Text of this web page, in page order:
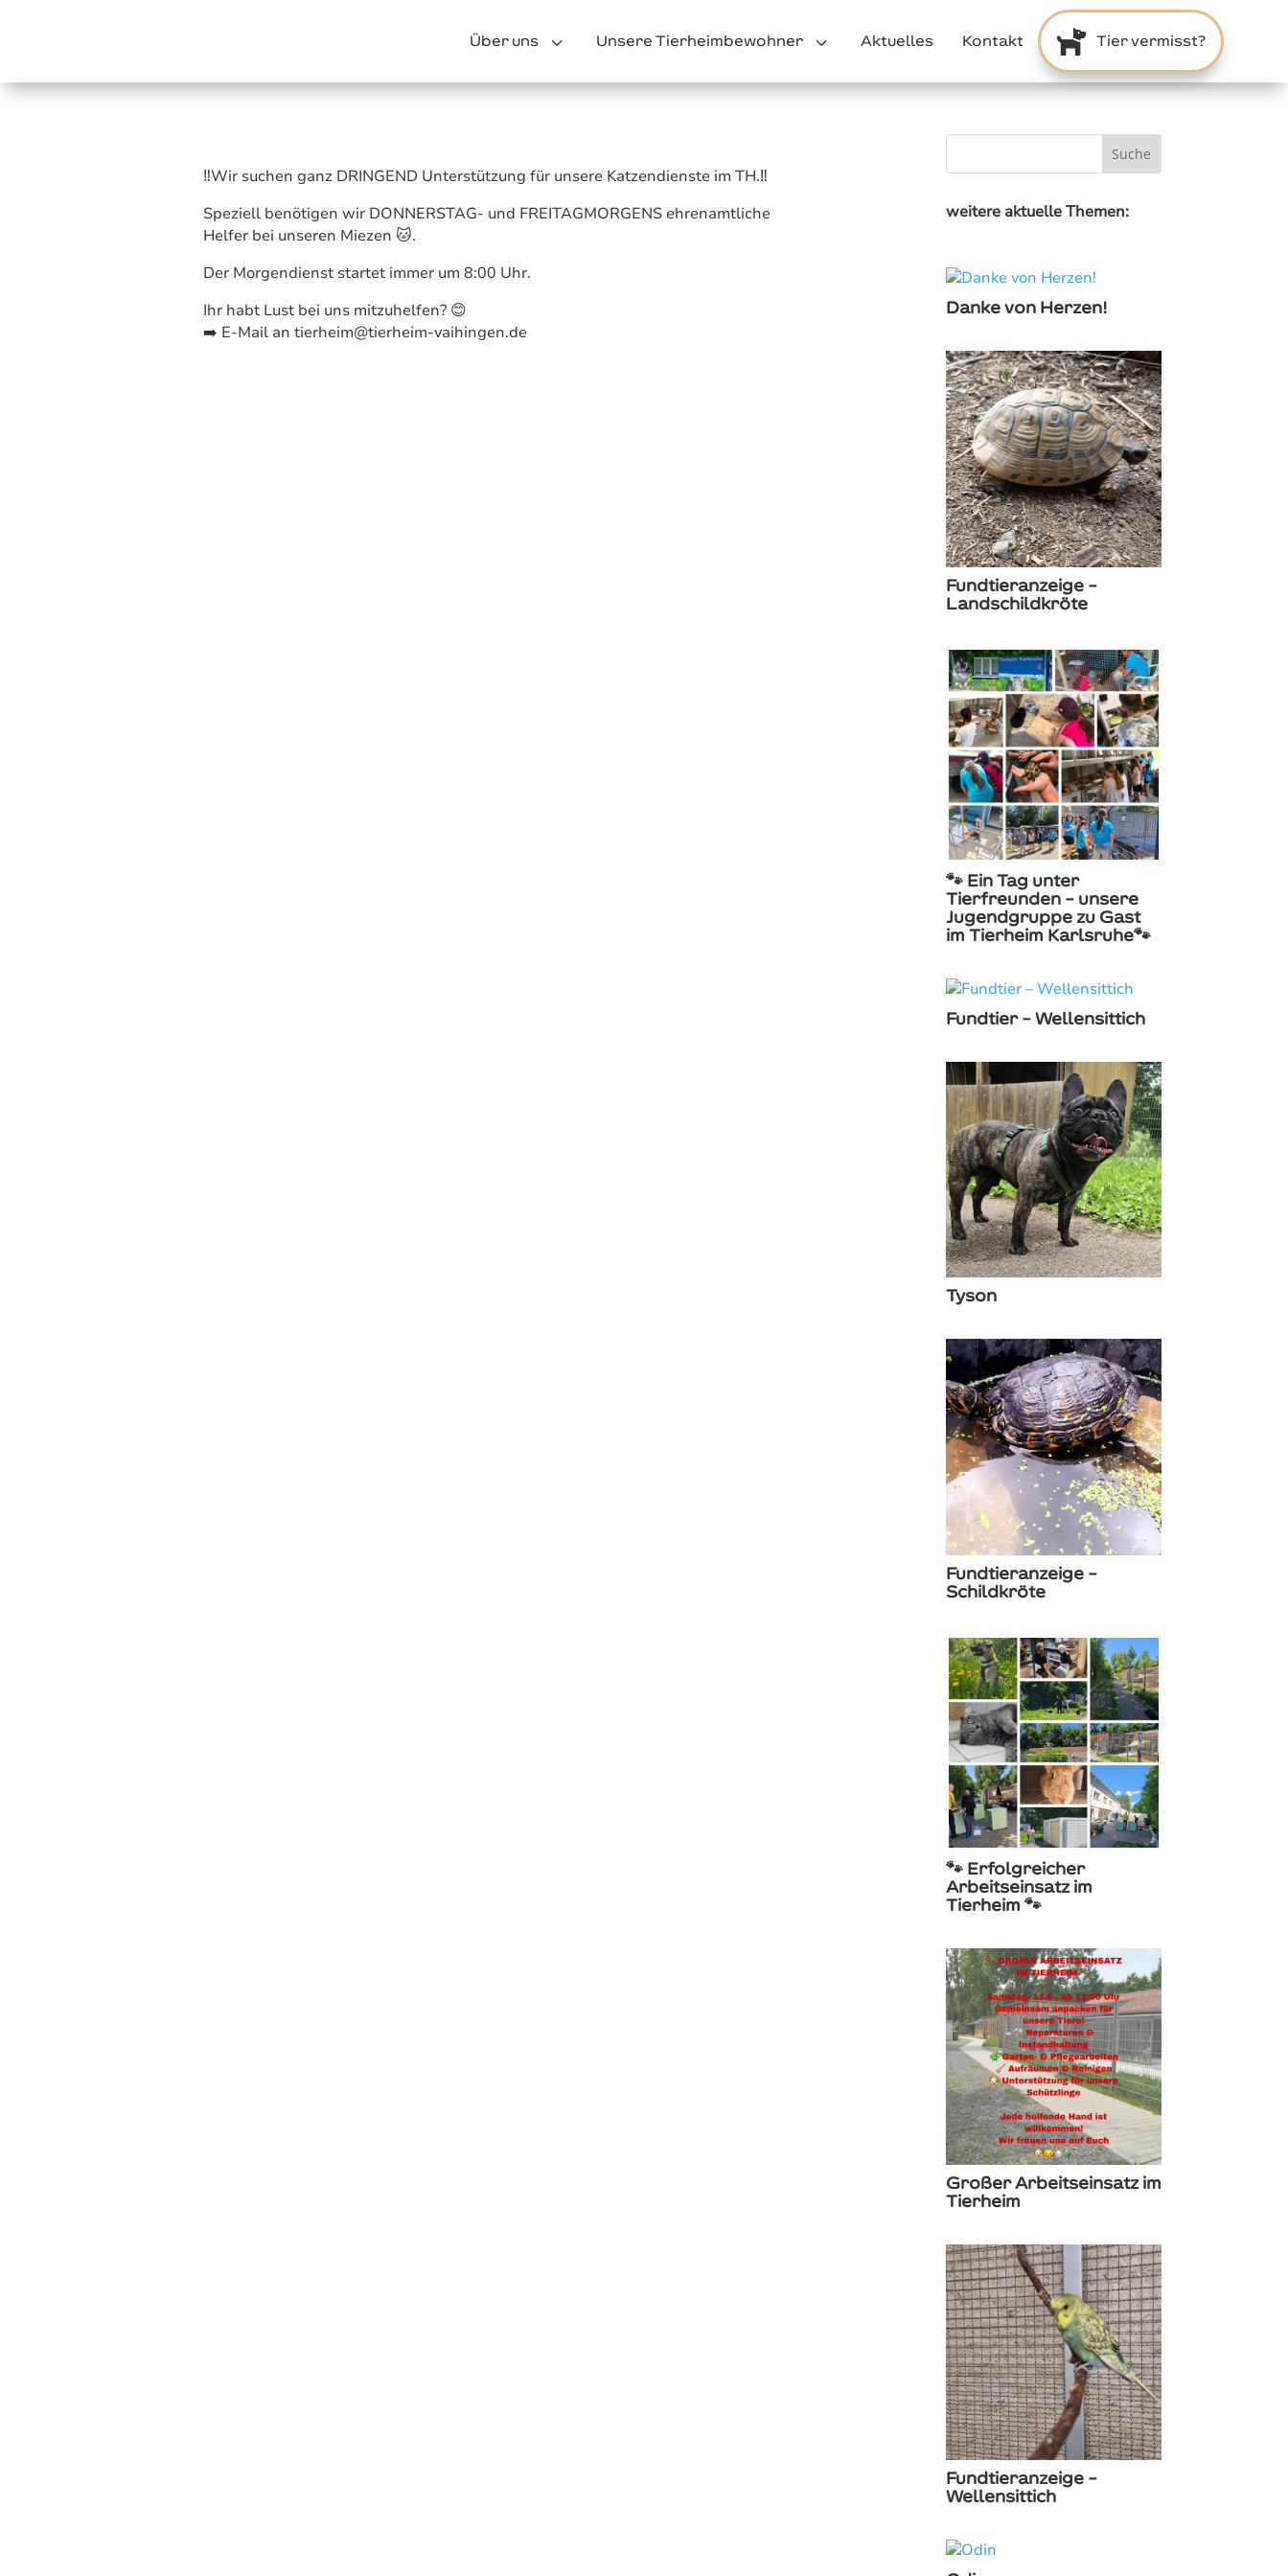
3
Über uns 3
Unsere Tierheimbewohner Aktuelles Kontakt  Tier vermisst?
‼️Wir suchen ganz DRINGEND Unterstützung für unsere Katzendienste im TH.‼️
Speziell benötigen wir DONNERSTAG- und FREITAGMORGENS ehrenamtliche
Helfer bei unseren Miezen 🐱.
Der Morgendienst startet immer um 8:00 Uhr.
Ihr habt Lust bei uns mitzuhelfen? 😊
➡️ E-Mail an tierheim@tierheim-vaihingen.de
weitere aktuelle Themen:
Danke von Herzen!
Fundtieranzeige –
Landschildkröte
🐾 Ein Tag unter
Tierfreunden – unsere
Jugendgruppe zu Gast
im Tierheim Karlsruhe🐾
Fundtier – Wellensittich
Tyson
Fundtieranzeige –
Schildkröte
🐾 Erfolgreicher
Arbeitseinsatz im
Tierheim 🐾
Großer Arbeitseinsatz im
Tierheim
Fundtieranzeige –
Wellensittich